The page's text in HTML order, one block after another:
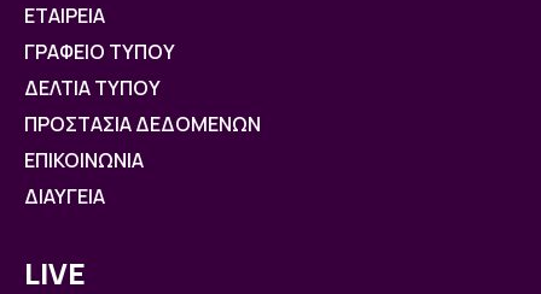
ΕΤΑΙΡΕΙΑ
ΓΡΑΦΕΙΟ ΤΥΠΟΥ
ΔΕΛΤΙΑ ΤΥΠΟΥ
ΠΡΟΣΤΑΣΙΑ ΔΕΔΟΜΕΝΩΝ
ΕΠΙΚΟΙΝΩΝΙΑ
ΔΙΑΥΓΕΙΑ
LIVE